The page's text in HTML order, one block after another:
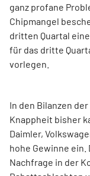
ganz profane
Chipmangel
dritten Quartal
für das dritte
vorlegen.
In den Bilanzen
Knappheit bisher
Daimler,
hohe Gewinne
Nachfrage in der